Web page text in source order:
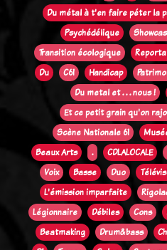
Du métal à t'en faire péter la
Psychédélique
Transition écologique
Du
C61 Handicap
Du metal et . . . nous !
Et ce petit grain qu'on
Scène Nationale 61
Beaux Arts
. CDLALOCALE
Voix
Basse Duo
L'émission imparfaite
Légionnaire
Débiles Cons
Beatmaking
Drum&bass